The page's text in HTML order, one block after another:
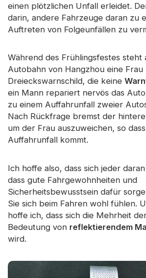
Zertifikat
Katalog
Kontakt
einen plötzlichen Unfall erleidet.
darin, andere Fahrzeuge daran zu
Auftreten von Folgeunfällen zu
Während des Frühlingsfestes steht
Autobahn von Hangzhou eine Frau
Dreieckswarnschild, die keine
ein Mann repariert nervös das
zu einem Auffahrunfall zweier
Nach Rückfrage bremst der
um der Frau auszuweichen, so
Auffahrunfall kommt.
Ich hoffe also, dass sich jeder
dass gute Fahrgewohnheiten und
Sicherheitsbewusstsein dafür
Sie sich beim Fahren wohl fühlen.
hoffe ich, dass sich die Mehrheit
Bedeutung von reflektierendem
wird.